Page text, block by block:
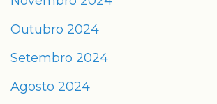
Outubro 2024
Setembro 2024
Agosto 2024